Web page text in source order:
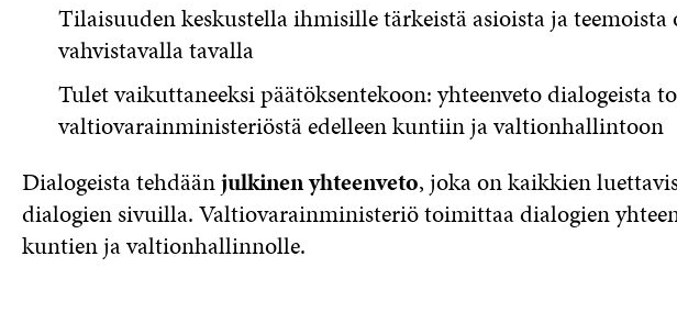
Tilaisuuden keskustella ihmisille tärkeistä asioista ja
vahvistavalla tavalla
Tulet vaikuttaneeksi päätöksentekoon: yhteenveto dialogeista
valtiovarainministeriöstä edelleen kuntiin ja valtionhallintoon
Dialogeista tehdäänjulkinen yhteenveto, joka on kaikkien
dialogien sivuilla. Valtiovarainministeriö toimittaa dialogien
kuntien ja valtionhallinnolle.